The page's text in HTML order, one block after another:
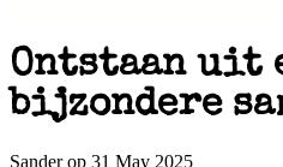
Ontstaan uit
bijzondere
Sander op 31 May 2025